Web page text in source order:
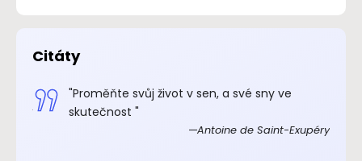
Citáty
"Proměňte svůj život v sen, a své sny ve
skutečnost "
Antoine de Saint-Exupéry